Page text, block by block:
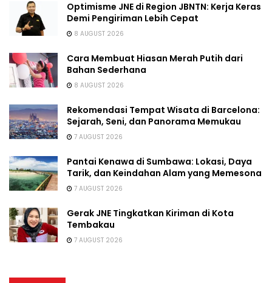
Optimisme JNE di Region JBNTN: Kerja Keras
Demi Pengiriman Lebih Cepat
8 AUGUST 2026
Cara Membuat Hiasan Merah Putih dari
Bahan Sederhana
8 AUGUST 2026
Rekomendasi Tempat Wisata di Barcelona:
Sejarah, Seni, dan Panorama Memukau
7 AUGUST 2026
Pantai Kenawa di Sumbawa: Lokasi, Daya
Tarik, dan Keindahan Alam yang Memesona
7 AUGUST 2026
Gerak JNE Tingkatkan Kiriman di Kota
Tembakau
7 AUGUST 2026